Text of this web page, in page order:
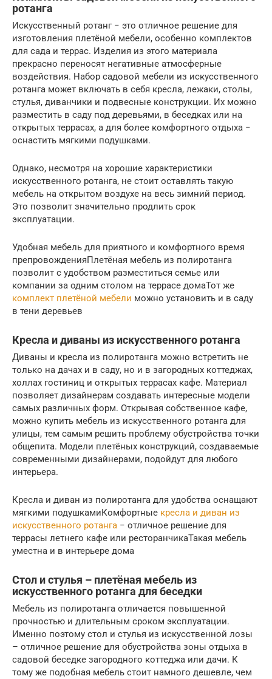
ротанга
Искусственный ротанг − это отличное решение для
изготовления плетёной мебели, особенно комплектов
для сада и террас. Изделия из этого материала
прекрасно переносят негативные атмосферные
воздействия. Набор садовой мебели из искусственного
ротанга может включать в себя кресла, лежаки, столы,
стулья, диванчики и подвесные конструкции. Их можно
разместить в саду под деревьями, в беседках или на
открытых террасах, а для более комфортного отдыха −
оснастить мягкими подушками.
Однако, несмотря на хорошие характеристики
искусственного ротанга, не стоит оставлять такую
мебель на открытом воздухе на весь зимний период.
Это позволит значительно продлить срок
эксплуатации.
Удобная мебель для приятного и комфортного время
препровожденияПлетёная мебель из полиротанга
позволит с удобством разместиться семье или
компании за одним столом на террасе домаТот же
комплект плетёной мебели можно установить и в саду
в тени деревьев
Кресла и диваны из искусственного ротанга
Диваны и кресла из полиротанга можно встретить не
только на дачах и в саду, но и в загородных коттеджах,
холлах гостиниц и открытых террасах кафе. Материал
позволяет дизайнерам создавать интересные модели
самых различных форм. Открывая собственное кафе,
можно купить мебель из искусственного ротанга для
улицы, тем самым решить проблему обустройства точки
общепита. Модели плетёных конструкций, создаваемые
современными дизайнерами, подойдут для любого
интерьера.
Кресла и диван из полиротанга для удобства оснащают
мягкими подушкамиКомфортные кресла и диван из
искусственного ротанга − отличное решение для
террасы летнего кафе или ресторанчикаТакая мебель
уместна и в интерьере дома
Стол и стулья – плетёная мебель из
искусственного ротанга для беседки
Мебель из полиротанга отличается повышенной
прочностью и длительным сроком эксплуатации.
Именно поэтому стол и стулья из искусственной лозы
– отличное решение для обустройства зоны отдыха в
садовой беседке загородного коттеджа или дачи. К
тому же подобная мебель стоит намного дешевле, чем